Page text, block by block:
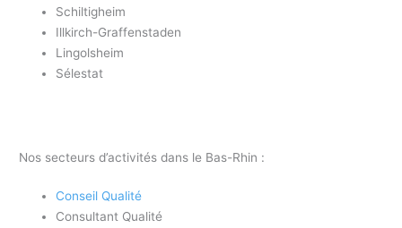
Schiltigheim
Illkirch-Graffenstaden
Lingolsheim
Sélestat
Nos secteurs d’activités dans le Bas-Rhin :
Conseil Qualité
Consultant Qualité